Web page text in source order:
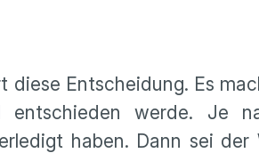
Entscheidung. Es
werde. Je
haben. Dann sei